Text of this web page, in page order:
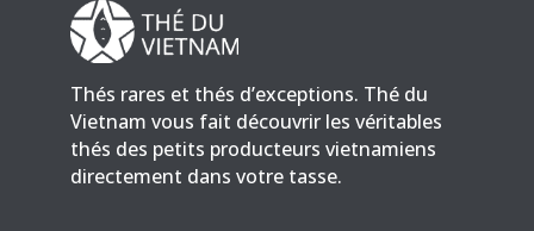
Thés rares et thés d’exceptions. Thé du
Vietnam vous fait découvrir les véritables
thés des petits producteurs vietnamiens
directement dans votre tasse.